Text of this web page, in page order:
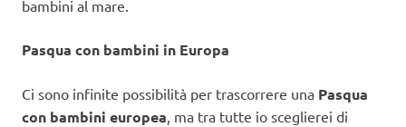
bambini al mare.
Pasqua con bambini in Europa
Ci sono infinite possibilità per trascorrere una Pasqua
con bambini europea , ma tra tutte io sceglierei di